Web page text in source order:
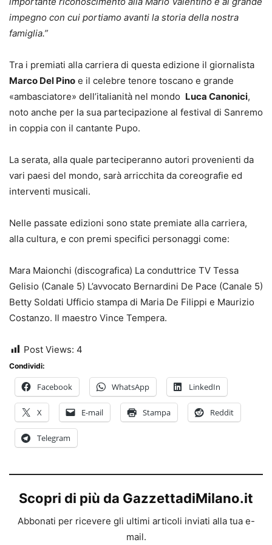
impegno con cui portiamo avanti la storia della nostra
famiglia.”
Tra i premiati alla carriera di questa edizione il giornalista
Marco Del Pino e il celebre tenore toscano e grande
«ambasciatore» dell’italianità nel mondo Luca Canonici,
noto anche per la sua partecipazione al festival di Sanremo
in coppia con il cantante Pupo.
La serata, alla quale parteciperanno autori provenienti da
vari paesi del mondo, sarà arricchita da coreografie ed
interventi musicali.
Nelle passate edizioni sono state premiate alla carriera,
alla cultura, e con premi specifici personaggi come:
Mara Maionchi (discografica) La conduttrice TV Tessa
Gelisio (Canale 5) L’avvocato Bernardini De Pace (Canale 5)
Betty Soldati Ufficio stampa di Maria De Filippi e Maurizio
Costanzo. Il maestro Vince Tempera.
Post Views: 4
Condividi:
Facebook WhatsApp LinkedIn
X E-mail Stampa Reddit
Telegram
Scopri di più da GazzettadiMilano.it
Abbonati per ricevere gli ultimi articoli inviati alla tua e-
mail.